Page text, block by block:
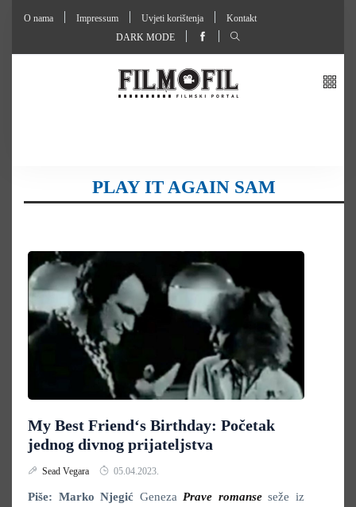
O nama Impressum Uvjeti korištenja
Kontakt
DARK MODE
PLAY IT AGAIN SAM
My Best Friend‘s Birthday: Početak
jednog divnog prijateljstva
Sead Vegara 05.04.2023.
Piše: Marko Njegić Geneza Prave romanseseže iz